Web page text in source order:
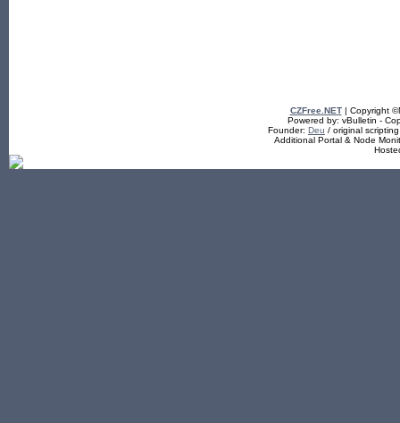
CZFree.NET| Copyright
Powered by: vBulletin -
Founder: Deu / original
Additional Portal & Node